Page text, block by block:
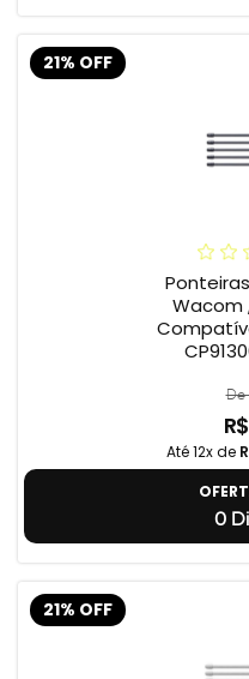
21% OFF
Wacom
De
Até 12x de
0
21% OFF